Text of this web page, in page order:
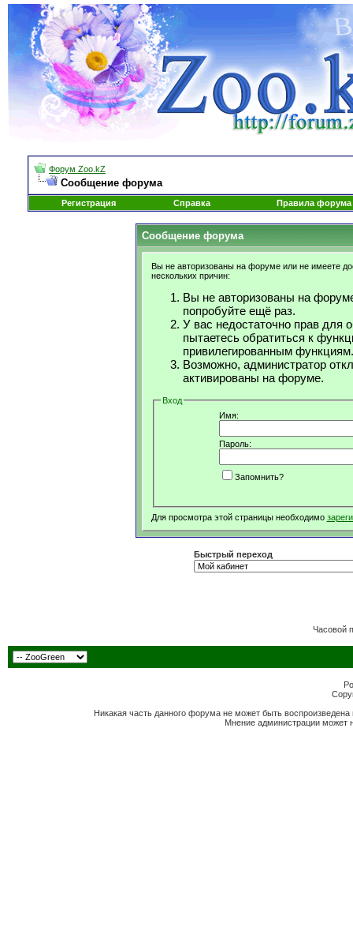
Форум Zoo.kZ
Сообщение форума
Регистрация Справка Правила форума
Сообщение форума
Вы не авторизованы на форуме или не имеете
нескольких причин:
Вы не авторизованы на
попробуйте ещё раз.
У вас недостаточно прав для
пытаетесь обратиться к
привилегированным функциям.
Возможно, администратор
активированы на форуме.
Вход
Имя:
Пароль:
Запомнить?
Для просмотра этой страницы необходимо
Быстрый переход
Часовой
Никакая часть данного форума не может быть
Мнение администрации может